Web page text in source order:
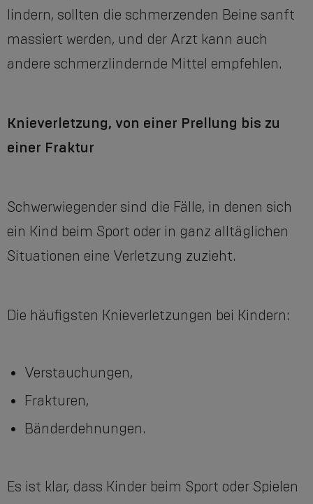
lindern, sollten die schmerzenden Beine sanft
massiert werden, und der Arzt kann auch
andere schmerzlindernde Mittel empfehlen.
Knieverletzung, von einer Prellung bis zu
einer Fraktur
Schwerwiegender sind die Fälle, in denen sich
ein Kind beim Sport oder in ganz alltäglichen
Situationen eine Verletzung zuzieht.
Die häufigsten Knieverletzungen bei Kindern:
Verstauchungen,
Frakturen,
Bänderdehnungen.
Es ist klar, dass Kinder beim Sport oder Spielen